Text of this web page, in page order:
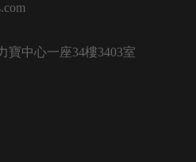
寶中心一座34樓3403室